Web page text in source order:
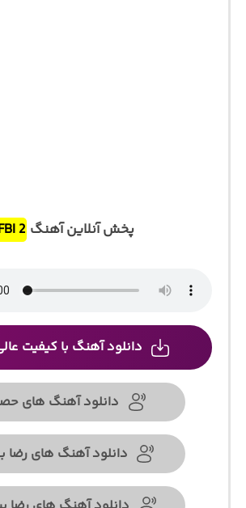
پخش آنلاین آهنگ 2
دانلود آهنگ با کیفیت عالی
دانلود آهنگ های
دانلود آهنگ های رضا